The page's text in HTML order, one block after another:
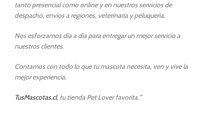
tanto presencial como online y en nuestros servicios de
despacho, envíos a regiones, veterinaria y peluquería.
Nos esforzamos día a día para entregar un mejor servicio a
nuestros clientes.
Contamos con todo lo que tu mascota necesita, ven y vive la
mejor experiencia.
TusMascotas.cl, tu tienda Pet Lover favorita.”